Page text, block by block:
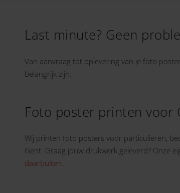
Last minute? Geen
Van aanvraag tot oplevering van je foto
belangrijk zijn.
Foto poster printen voor
Wij printen foto posters voor particulieren,
Gent. Graag jouw drukwerk geleverd? Onze
daarbuiten.